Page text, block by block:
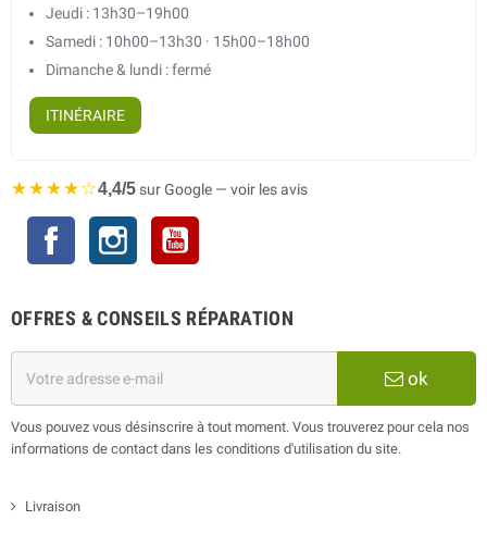
Jeudi : 13h30–19h00
Samedi : 10h00–13h30 · 15h00–18h00
Dimanche & lundi : fermé
ITINÉRAIRE
★★★★☆4,4/5sur Google — voir les avis
Facebook Instagram
OFFRES & CONSEILS RÉPARATION
ok
Vous pouvez vous désinscrire à tout moment. Vous trouverez pour cela nos
informations de contact dans les conditions d'utilisation du site.
Livraison